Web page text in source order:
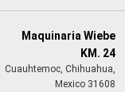
Maquinaria Wiebe
KM. 24
Cuauhtemoc, Chihuahua,
Mexico 31608